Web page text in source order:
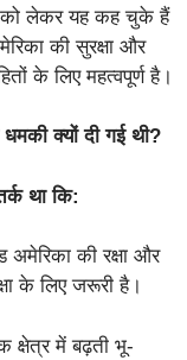
को लेकर यह कह चुके हैं
की सुरक्षा और
के लिए महत्वपूर्ण है।
क्यों दी गई थी?
था कि:
अमेरिका की रक्षा और
के लिए जरूरी है।
क्षेत्र में बढ़ती भू-